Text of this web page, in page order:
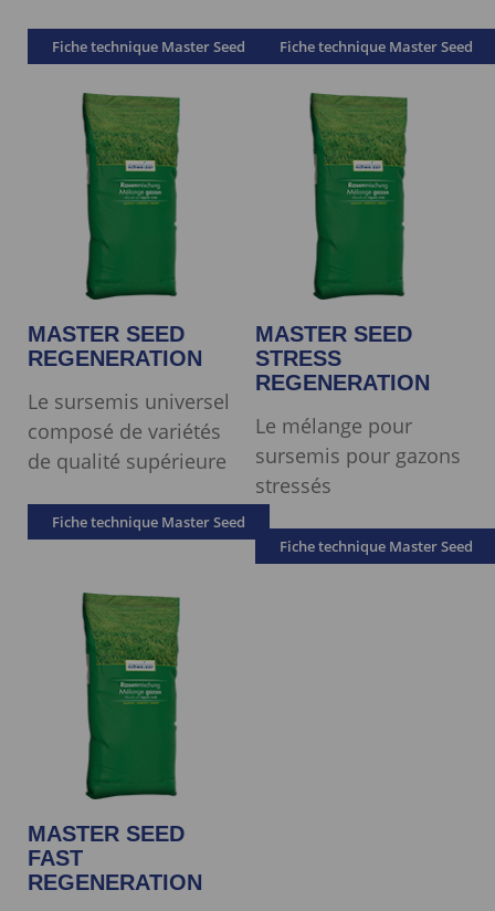
Fiche technique Master Seed Fiche technique Master Seed
MASTER SEED
REGENERATION
Le sursemis universel
composé de variétés
de qualité supérieure
Fiche technique Master Seed
MASTER SEED
STRESS
REGENERATION
Le mélange pour
sursemis pour gazons
stressés
Fiche technique Master Seed
MASTER SEED
FAST
REGENERATION